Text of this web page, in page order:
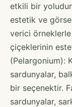
etkili bir
estetik ve
verici
çiçeklerinin
(Pelargonium):
sardunyalar,
bir seçenektir.
sardunyalar,